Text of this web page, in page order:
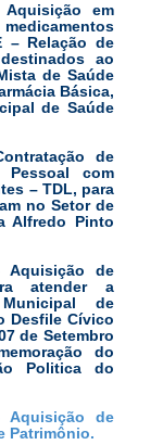
Aquisição em
– Relação de
ao
de Saúde
Básica,
de Saúde
de
Pessoal com
– TDL, para
no Setor de
Alfredo Pinto
Aquisição de
atender a
de
Desfile Cívico
de Setembro
do
Politica do
Aquisição de
Patrimônio.